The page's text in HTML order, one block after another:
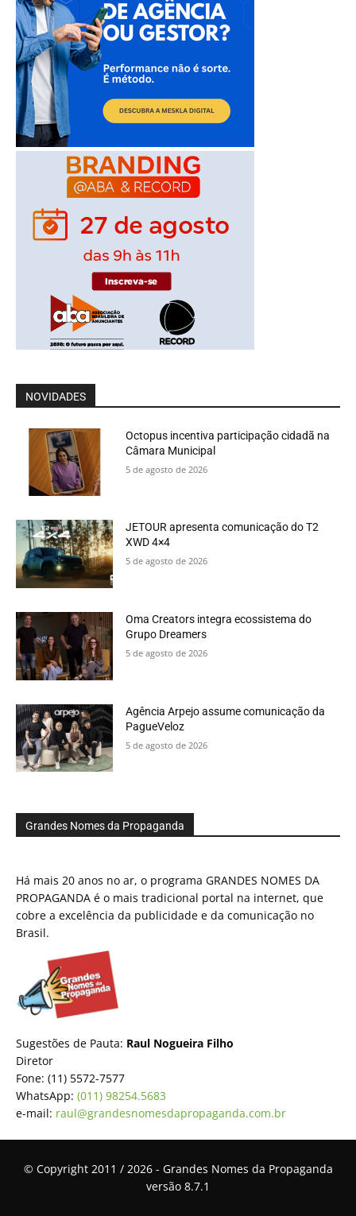
NOVIDADES
Octopus incentiva participação cidadã na
Câmara Municipal
5 de agosto de 2026
JETOUR apresenta comunicação do T2
XWD 4×4
5 de agosto de 2026
Oma Creators integra ecossistema do
Grupo Dreamers
5 de agosto de 2026
Agência Arpejo assume comunicação da
PagueVeloz
5 de agosto de 2026
Grandes Nomes da Propaganda
Há mais 20 anos no ar, o programa GRANDES NOMES DA
PROPAGANDA é o mais tradicional portal na internet, que
cobre a excelência da publicidade e da comunicação no
Brasil.
Sugestões de Pauta: Raul Nogueira Filho
Diretor
Fone: (11) 5572-7577
WhatsApp: (011) 98254.5683
e-mail: raul@grandesnomesdapropaganda.com.br
© Copyright 2011 / 2026 - Grandes Nomes da Propaganda
versão 8.7.1